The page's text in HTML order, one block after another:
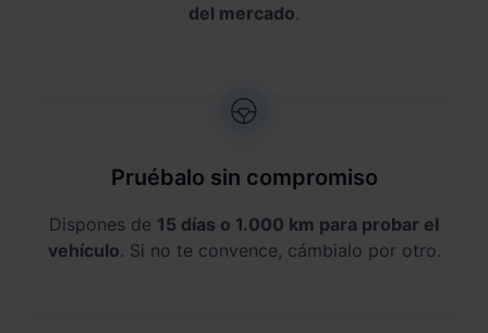
del mercado.
Pruébalo sin compromiso
Dispones de 15 días o 1.000 km para probar el
vehículo. Si no te convence, cámbialo por otro.